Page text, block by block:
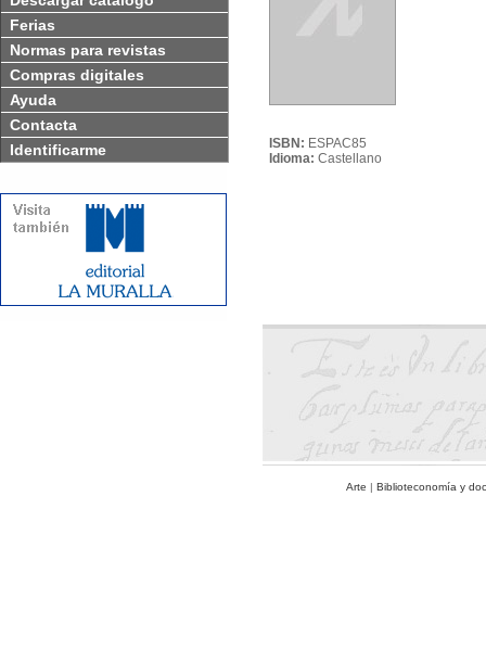
Ferias
Normas para revistas
Compras digitales
Ayuda
Contacta
Identificarme
ISBN: ESPAC85
Idioma: Castellano
Arte | Biblioteconomía y